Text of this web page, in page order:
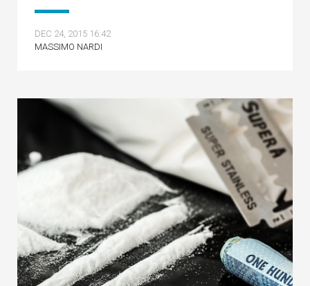
DEC 24, 2015 16:42
MASSIMO NARDI